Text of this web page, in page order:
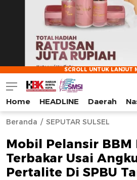
HarianBeritaKota
Mengabarkan Setiap Detil,
Home HEADLINE Daerah
Beranda SEPUTAR SULSEL
Mobil Pelansir BBM
Terbakar Usai
Pertalite Di SPBU